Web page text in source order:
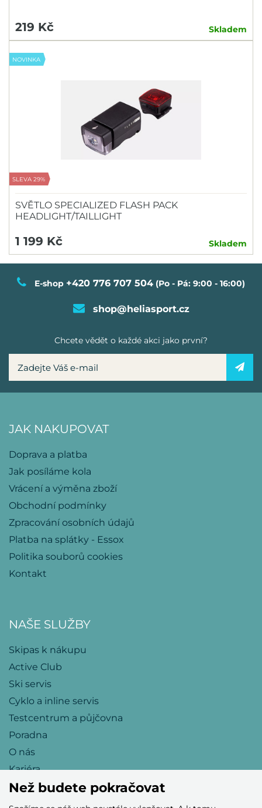
219 Kč Skladem
NOVINKA
SLEVA 29%
SVĚTLO SPECIALIZED FLASH PACK
HEADLIGHT/TAILLIGHT
1 199 Kč Skladem
E-shop +420 776 707 504 (Po - Pá: 9:00 - 16:00)
shop@heliasport.cz
Chcete vědět o každé akci jako první?
JAK NAKUPOVAT
Doprava a platba
Jak posíláme kola
Vrácení a výměna zboží
Obchodní podmínky
Zpracování osobních údajů
Platba na splátky - Essox
Politika souborů cookies
Kontakt
NAŠE SLUŽBY
Skipas k nákupu
Active Club
Ski servis
Cyklo a inline servis
Testcentrum a půjčovna
Poradna
O nás
Kariéra
Než budete pokračovat